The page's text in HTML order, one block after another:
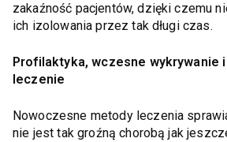
zakaźność pacjentów, dzięki czemu
ich izolowania przez tak długi czas.
Profilaktyka, wczesne wykrywanie
leczenie
Nowoczesne metody leczenia
nie jest tak groźną chorobą jak